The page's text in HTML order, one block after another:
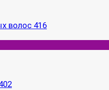
волос 416